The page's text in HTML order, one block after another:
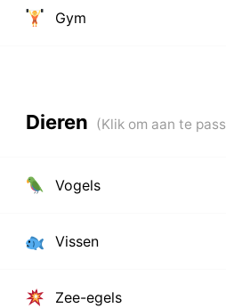
Gym
Dieren
Vogels
Vissen
Zee-egels